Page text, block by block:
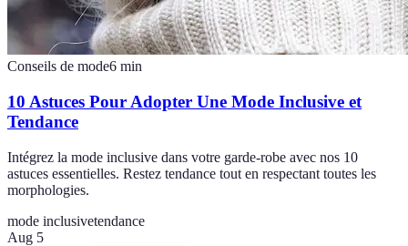
Conseils de mode6 min
10 Astuces Pour Adopter Une Mode Inclusive et
Tendance
Intégrez la mode inclusive dans votre garde-robe avec nos 10
astuces essentielles. Restez tendance tout en respectant toutes les
morphologies.
mode inclusivetendance
Aug 5